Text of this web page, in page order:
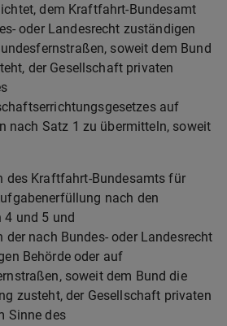
dem Kraftfahrt-Bundesamt
oder Landesrecht zuständigen
soweit dem Bund
der Gesellschaft privaten
auf
nach Satz 1 zu übermitteln, soweit
des Kraftfahrt-Bundesamts für
nach den
4 und 5 und
der nach Bundes- oder Landesrecht
Behörde oder auf
soweit dem Bund die
zusteht, der Gesellschaft privaten
Sinne des